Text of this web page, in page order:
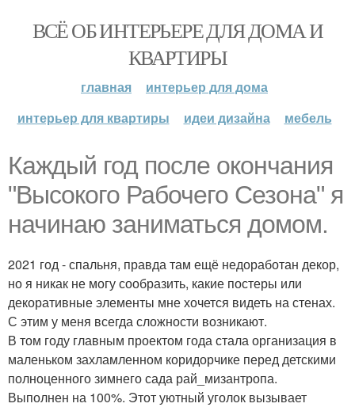
ВСЁ ОБ ИНТЕРЬЕРЕ ДЛЯ ДОМА И
КВАРТИРЫ
главная
интерьер для дома
интерьер для квартиры
идеи дизайна мебель
Каждый год после окончания
"Высокого Рабочего Сезона" я
начинаю заниматься домом.
2021 год - спальня, правда там ещё недоработан декор,
но я никак не могу сообразить, какие постеры или
декоративные элементы мне хочется видеть на стенах.
С этим у меня всегда сложности возникают.
В том году главным проектом года стала организация в
маленьком захламленном коридорчике перед детскими
полноценного зимнего сада рай_мизантропа.
Выполнен на 100%. Этот уютный уголок вызывает